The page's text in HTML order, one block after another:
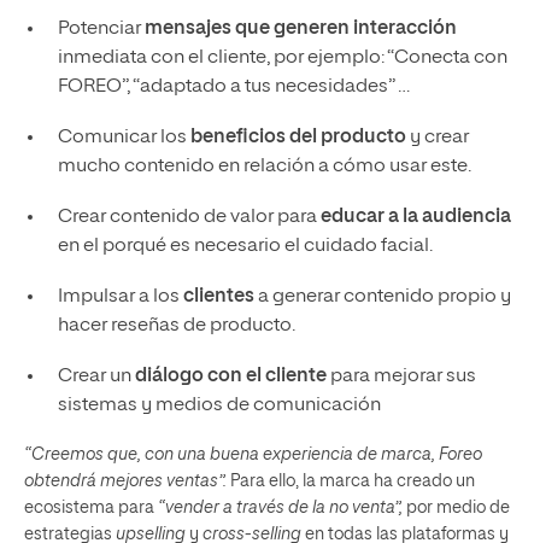
Potenciarmensajes que generen interacción
inmediata con el cliente, por ejemplo: “Conecta con
FOREO”, “adaptado a tus necesidades” …
Comunicar los beneficios del productoy crear
mucho contenido en relación a cómo usar este.
Crear contenido de valor paraeducar a la audiencia
en el porqué es necesario el cuidado facial.
Impulsar a los clientesa generar contenido propio y
hacer reseñas de producto.
Crear undiálogo con el cliente para mejorar sus
sistemas y medios de comunicación
“Creemos que, con una buena experiencia de marca, Foreo
obtendrá mejores ventas”. Para ello, la marca ha creado un
ecosistema para “vender a través de la no venta”, por medio de
estrategias upselling y cross-selling en todas las plataformas y